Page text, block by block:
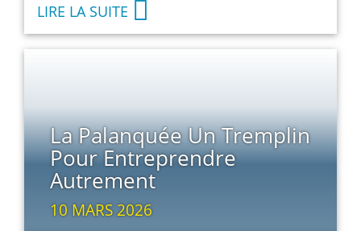
LIRE LA SUITE
La Palanquée Un Tremplin
Pour Entreprendre
Autrement
10 MARS 2026